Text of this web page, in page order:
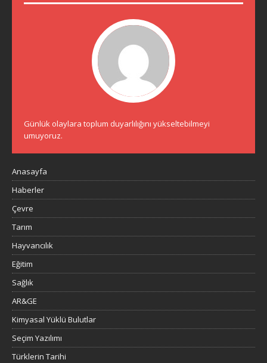
Günlük olaylara toplum duyarlılığını yükseltebilmeyi
umuyoruz.
Anasayfa
Haberler
Çevre
Tarım
Hayvancılık
Eğitim
Sağlık
AR&GE
Kimyasal Yüklü Bulutlar
Seçim Yazılımı
Türklerin Tarihi